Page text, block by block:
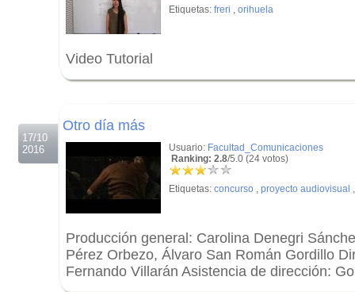
Etiquetas: freri , orihuela
Video Tutorial
17/10
2016
Otro día más
Usuario: Facultad_Comunicaciones
Ranking: 2.8/5.0 (24 votos)
Etiquetas: concurso , proyecto audiovisual
Producción general: Carolina Denegri
Pérez Orbezo, Álvaro San Román Gordillo
Fernando Villarán Asistencia de dirección: